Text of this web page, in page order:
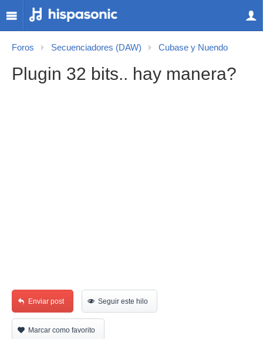
Foros Secuenciadores (DAW) Cubase y Nuendo
Plugin 32 bits.. hay manera?
Enviar post Seguir este hilo
Marcar como favorito